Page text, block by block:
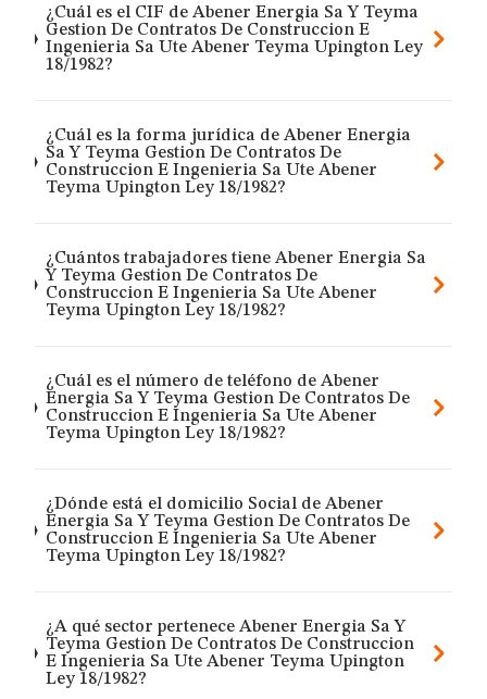
¿Cuál es el CIF de Abener Energia Sa Y Teyma
Gestion De Contratos De Construccion E
Ingenieria Sa Ute Abener Teyma Upington Ley
18/1982?
¿Cuál es la forma jurídica de Abener Energia
Sa Y Teyma Gestion De Contratos De
Construccion E Ingenieria Sa Ute Abener
Teyma Upington Ley 18/1982?
¿Cuántos trabajadores tiene Abener Energia Sa
Y Teyma Gestion De Contratos De
Construccion E Ingenieria Sa Ute Abener
Teyma Upington Ley 18/1982?
¿Cuál es el número de teléfono de Abener
Energia Sa Y Teyma Gestion De Contratos De
Construccion E Ingenieria Sa Ute Abener
Teyma Upington Ley 18/1982?
¿Dónde está el domicilio Social de Abener
Energia Sa Y Teyma Gestion De Contratos De
Construccion E Ingenieria Sa Ute Abener
Teyma Upington Ley 18/1982?
¿A qué sector pertenece Abener Energia Sa Y
Teyma Gestion De Contratos De Construccion
E Ingenieria Sa Ute Abener Teyma Upington
Ley 18/1982?